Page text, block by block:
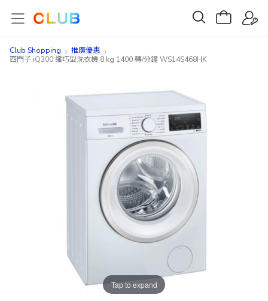
Club Shopping
推廣優惠
西門子 iQ300 纖巧型洗衣機 8 kg 1400 轉/分鐘 WS14S468HK
Tap to expand